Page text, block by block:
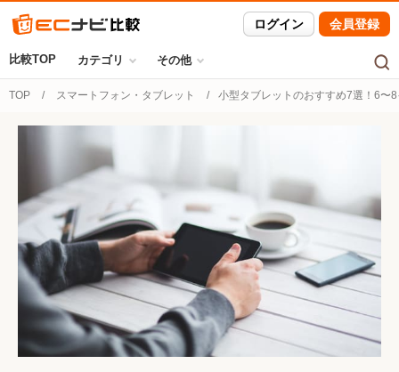
ログイン 会員登録
比較TOP カテゴリ その他
TOP スマートフォン・タブレット 小型タブレットのおすすめ7選！6〜